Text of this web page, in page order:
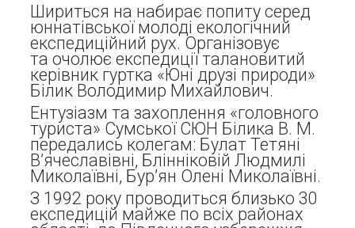
Шириться на набирає попиту серед
юннатівської молоді екологічний
експедиційний рух. Організовує
та очолює експедиції талановитий
керівник гуртка «Юні друзі природи»
Білик Володимир Михайлович.
Ентузіазм та захоплення «головного
туриста» Сумської СЮН Білика В. М.
передались колегам: Булат Тетяні
В’ячеславівні, Блінніковій Людмилі
Миколаївні, Бур’ян Олені Миколаївні.
З 1992 року проводиться близько 30
експедицій майже по всіх районах